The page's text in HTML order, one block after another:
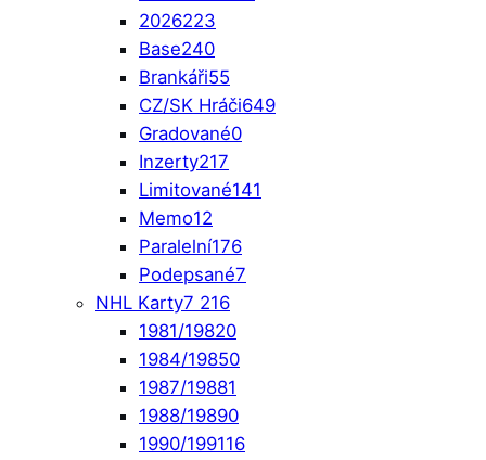
2026223
Base240
Brankáři55
CZ/SK Hráči649
Gradované0
Inzerty217
Limitované141
Memo12
Paralelní176
Podepsané7
NHL Karty7 216
1981/19820
1984/19850
1987/19881
1988/19890
1990/199116